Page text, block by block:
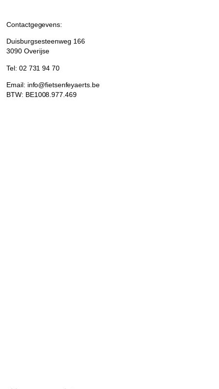
Contactgegevens:
Duisburgsesteenweg 166
3090 Overijse
Tel: 02 731 94 70
Email: info@fietsenfeyaerts.be
BTW: BE1008.977.469